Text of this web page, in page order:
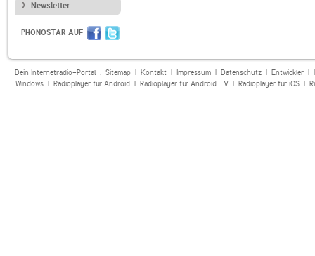
Newsletter
PHONOSTAR AUF
Dein Internetradio-Portal : Sitemap| Kontakt| Impressum| Datenschutz| Entwickler|
Windows| Radioplayer für Android| Radioplayer für Android TV| Radioplayer für iOS|